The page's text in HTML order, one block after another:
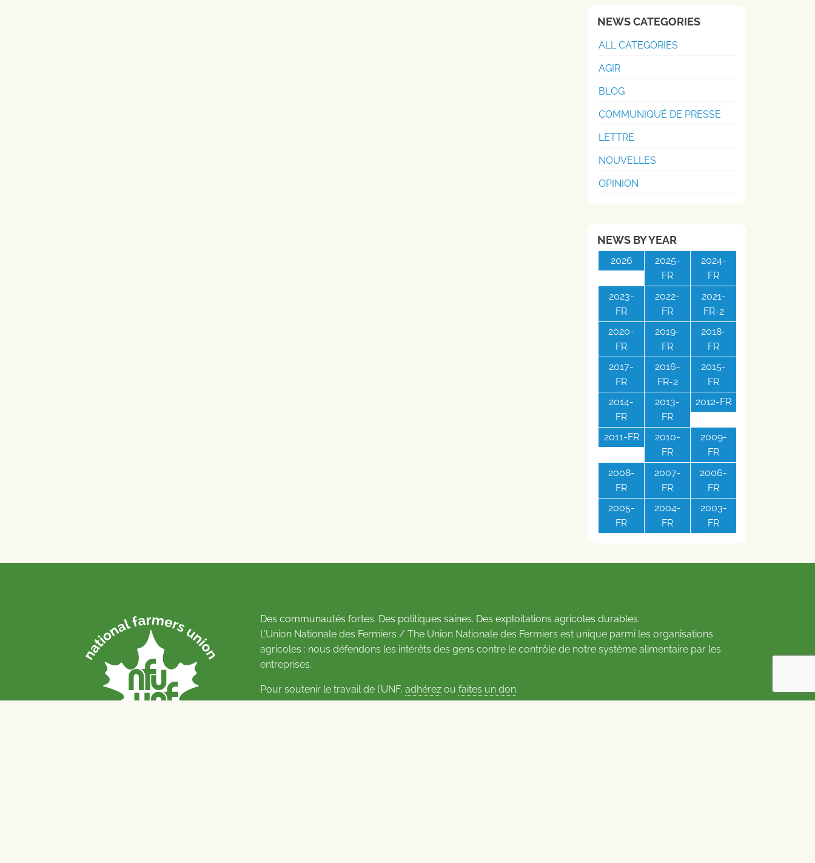
NEWS CATEGORIES
ALL CATEGORIES
AGIR
BLOG
COMMUNIQUÉ DE PRESSE
LETTRE
NOUVELLES
OPINION
NEWS BY YEAR
2026
2025-
FR
2024-
FR
2023-
FR
2022-
FR
2021-
FR-2
2020-
FR
2019-
FR
2018-
FR
2017-
FR
2016-
FR-2
2015-
FR
2014-
FR
2013-
FR
2012-FR
2011-FR
2010-
FR
2009-
FR
2008-
FR
2007-
FR
2006-
FR
2005-
FR
2004-
FR
2003-
FR
Des communautés fortes. Des politiques saines. Des exploitations agricoles durables.
L’Union Nationale des Fermiers / The Union Nationale des Fermiers est unique parmi les organisations
agricoles : nous défendons les intérêts des gens contre le contrôle de notre système alimentaire par les
entreprises.
Pour soutenir le travail de l’UNF, adhérez ou faites un don.